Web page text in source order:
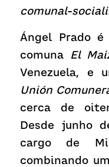
comunal-
Ángel Prado
comuna
El
Unión
cerca de
Desde junho
cargo de
combinando